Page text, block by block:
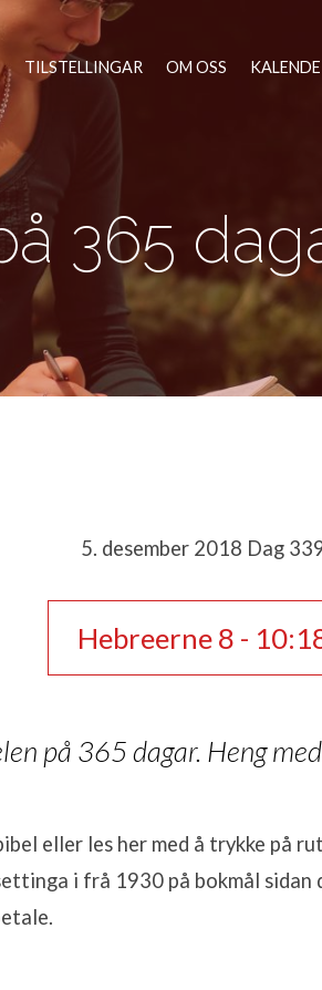
TILSTELLINGAR OM OSS
365
5. desember 2018 Dag
Hebreerne 8 -
på 365 dagar. Heng med
eller les her med å trykke på
i frå 1930 på bokmål sidan